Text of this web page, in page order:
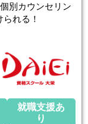
別カウンセリン
れる！
就職支援あ
り